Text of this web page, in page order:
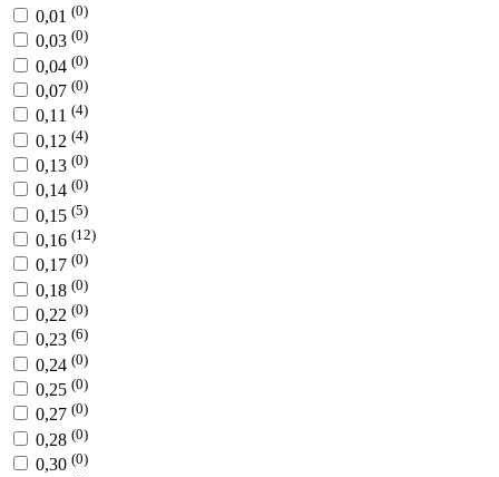
0,01 (0)
0,03 (0)
0,04 (0)
0,07 (0)
0,11 (4)
0,12 (4)
0,13 (0)
0,14 (0)
0,15 (5)
0,16 (12)
0,17 (0)
0,18 (0)
0,22 (0)
0,23 (6)
0,24 (0)
0,25 (0)
0,27 (0)
0,28 (0)
0,30 (0)